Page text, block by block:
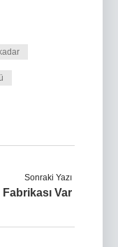
Sonraki Yazı
Var